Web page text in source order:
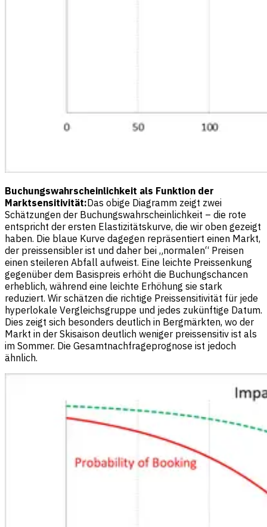
Buchungswahrscheinlichkeit als Funktion der
Marktsensitivität:Das obige Diagramm zeigt zwei
Schätzungen der Buchungswahrscheinlichkeit – die rote
entspricht der ersten Elastizitätskurve, die wir oben gezeigt
haben. Die blaue Kurve dagegen repräsentiert einen Markt,
der preissensibler ist und daher bei „normalen“ Preisen
einen steileren Abfall aufweist. Eine leichte Preissenkung
gegenüber dem Basispreis erhöht die Buchungschancen
erheblich, während eine leichte Erhöhung sie stark
reduziert. Wir schätzen die richtige Preissensitivität für jede
hyperlokale Vergleichsgruppe und jedes zukünftige Datum.
Dies zeigt sich besonders deutlich in Bergmärkten, wo der
Markt in der Skisaison deutlich weniger preissensitiv ist als
im Sommer. Die Gesamtnachfrageprognose ist jedoch
ähnlich.